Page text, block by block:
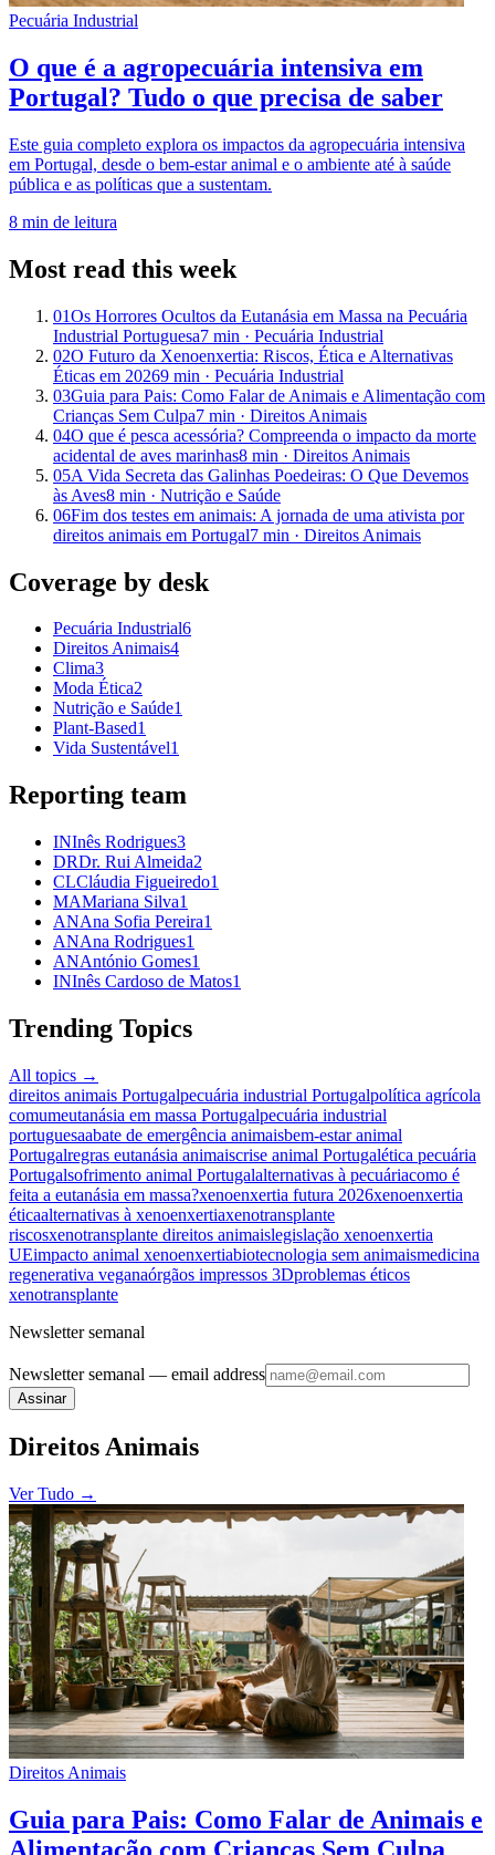
Pecuária Industrial
O que é a agropecuária intensiva em
Portugal? Tudo o que precisa de saber
Este guia completo explora os impactos da agropecuária intensiva
em Portugal, desde o bem-estar animal e o ambiente até à saúde
pública e as políticas que a sustentam.
8 min de leitura
Most read this week
01Os Horrores Ocultos da Eutanásia em Massa na Pecuária
Industrial Portuguesa7 min · Pecuária Industrial
02O Futuro da Xenoenxertia: Riscos, Ética e Alternativas
Éticas em 20269 min · Pecuária Industrial
03Guia para Pais: Como Falar de Animais e Alimentação com
Crianças Sem Culpa7 min · Direitos Animais
04O que é pesca acessória? Compreenda o impacto da morte
acidental de aves marinhas8 min · Direitos Animais
05A Vida Secreta das Galinhas Poedeiras: O Que Devemos
às Aves8 min · Nutrição e Saúde
06Fim dos testes em animais: A jornada de uma ativista por
direitos animais em Portugal7 min · Direitos Animais
Coverage by desk
Pecuária Industrial6
Direitos Animais4
Clima3
Moda Ética2
Nutrição e Saúde1
Plant-Based1
Vida Sustentável1
Reporting team
INInês Rodrigues3
DRDr. Rui Almeida2
CLCláudia Figueiredo1
MAMariana Silva1
ANAna Sofia Pereira1
ANAna Rodrigues1
ANAntónio Gomes1
INInês Cardoso de Matos1
Trending Topics
All topics →
direitos animais Portugalpecuária industrial Portugalpolítica agrícola
comumeutanásia em massa Portugalpecuária industrial
portuguesaabate de emergência animaisbem-estar animal
Portugalregras eutanásia animaiscrise animal Portugalética pecuária
Portugalsofrimento animal Portugalalternativas à pecuáriacomo é
feita a eutanásia em massa?xenoenxertia futura 2026xenoenxertia
éticaalternativas à xenoenxertiaxenotransplante
riscosxenotransplante direitos animaislegislação xenoenxertia
UEimpacto animal xenoenxertiabiotecnologia sem animaismedicina
regenerativa veganaórgãos impressos 3Dproblemas éticos
xenotransplante
Newsletter semanal
Newsletter semanal — email address
Assinar
Direitos Animais
Ver Tudo →
Direitos Animais
Guia para Pais: Como Falar de Animais e
Alimentação com Crianças Sem Culpa